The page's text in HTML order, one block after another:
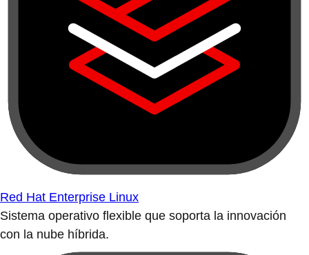
Red Hat Enterprise Linux
Sistema operativo flexible que soporta la innovación
con la nube híbrida.